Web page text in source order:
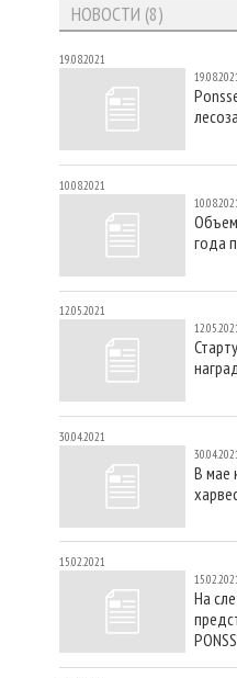
НОВОСТИ (8)
19.08.2021
10.08.2021
10.08.2021
года
12.05.2021
30.04.2021
30.04.2021
В мае
15.02.2021
На